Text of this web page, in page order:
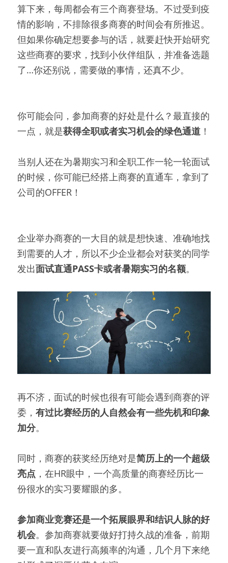
算下来，每周都会有三个商赛登场。不过受到疫
情的影响，不排除很多商赛的时间会有所推迟。
但如果你确定想要参与的话，就要赶快开始研究
这些商赛的要求，找到小伙伴组队，并准备选题
了…你还别说，需要做的事情，还真不少。
你可能会问，参加商赛的好处是什么？最直接的
一点，就是获得全职或者实习机会的绿色通道 ！
当别人还在为暑期实习和全职工作一轮一轮面试
的时候，你可能已经搭上商赛的直通车，拿到了
公司的OFFER！
企业举办商赛的一大目的就是想快速、准确地找
到需要的人才，所以不少企业都会对获奖的同学
发出面试直通PASS卡或者暑期实习的名额。
再不济，面试的时候也很有可能会遇到商赛的评
委， 有过比赛经历的人自然会有一些先机和印象
加分。
同时，商赛的获奖经历绝对是简历上的一个超级
亮点 ，在HR眼中，一个高质量的商赛经历比一
份很水的实习要耀眼的多。
参加商业竞赛还是一个拓展眼界和结识人脉的好
机会。参加商赛就要做好打持久战的准备，前期
要一直和队友进行高频率的沟通，几个月下来绝